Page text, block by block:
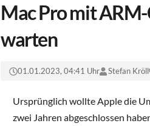
Mac Pro mit
warten
01.01.2023, 04:41 Uhr Stefan Kröll
Ursprünglich wollte Apple die
zwei Jahren abgeschlossen